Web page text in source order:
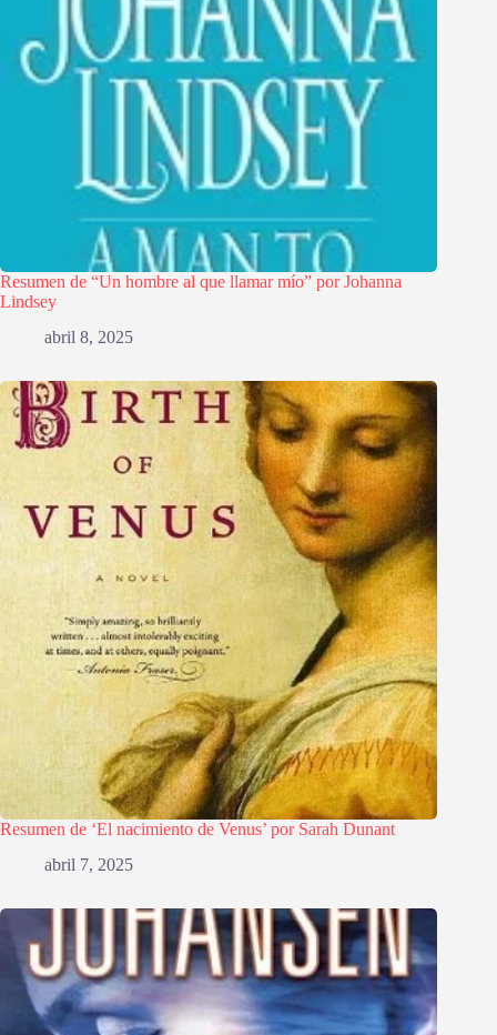
Resumen de “Un hombre al que llamar mío” por Johanna
Lindsey
abril 8, 2025
Resumen de ‘El nacimiento de Venus’ por Sarah Dunant
abril 7, 2025